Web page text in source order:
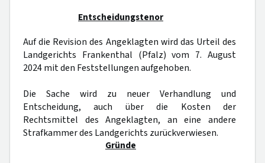
Entscheidungstenor
Auf die Revision des Angeklagten wird das Urteil des
Landgerichts Frankenthal (Pfalz) vom 7. August
2024 mit den Feststellungen aufgehoben.
Die Sache wird zu neuer Verhandlung und
Entscheidung, auch über die Kosten der
Rechtsmittel des Angeklagten, an eine andere
Strafkammer des Landgerichts zurückverwiesen.
Gründe